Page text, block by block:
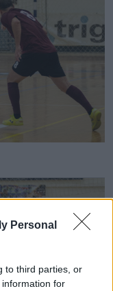
Personal
to third parties, or
for